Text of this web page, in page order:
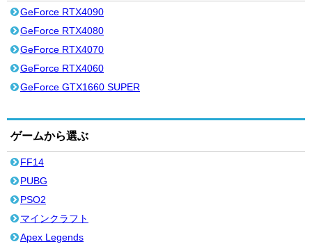
GeForce RTX4090
GeForce RTX4080
GeForce RTX4070
GeForce RTX4060
GeForce GTX1660 SUPER
ゲームから選ぶ
FF14
PUBG
PSO2
マインクラフト
Apex Legends